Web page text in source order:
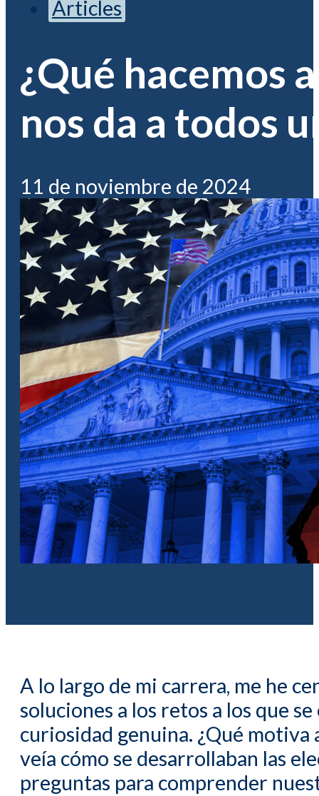
Articles
¿Qué hacemos
nos da a todos
11 de noviembre de 2024
A lo largo de mi carrera, me he
soluciones a los retos a los que
curiosidad genuina. ¿Qué motiva
veía cómo se desarrollaban las
preguntas para comprender